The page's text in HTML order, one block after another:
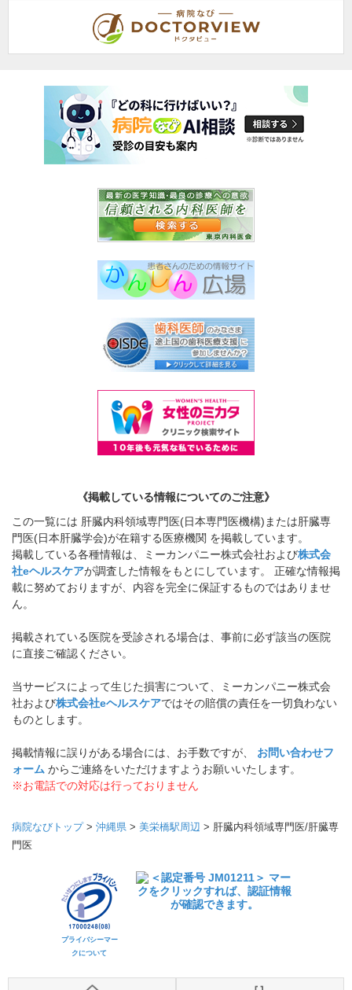
《掲載している情報についてのご注意》
この一覧には 肝臓内科領域専門医(日本専門医機構)または肝臓専
門医(日本肝臓学会)が在籍する医療機関 を掲載しています。
掲載している各種情報は、ミーカンパニー株式会社および株式会
社eヘルスケアが調査した情報をもとにしています。 正確な情報掲
載に努めておりますが、内容を完全に保証するものではありませ
ん。
掲載されている医院を受診される場合は、事前に必ず該当の医院
に直接ご確認ください。
当サービスによって生じた損害について、ミーカンパニー株式会
社および株式会社eヘルスケアではその賠償の責任を一切負わない
ものとします。
掲載情報に誤りがある場合には、お手数ですが、 お問い合わせフ
ォーム からご連絡をいただけますようお願いいたします。
※お電話での対応は行っておりません
病院なびトップ> 沖縄県 > 美栄橋駅周辺 > 肝臓内科領域専門医/肝臓専
門医
プライバシーマー
クについて